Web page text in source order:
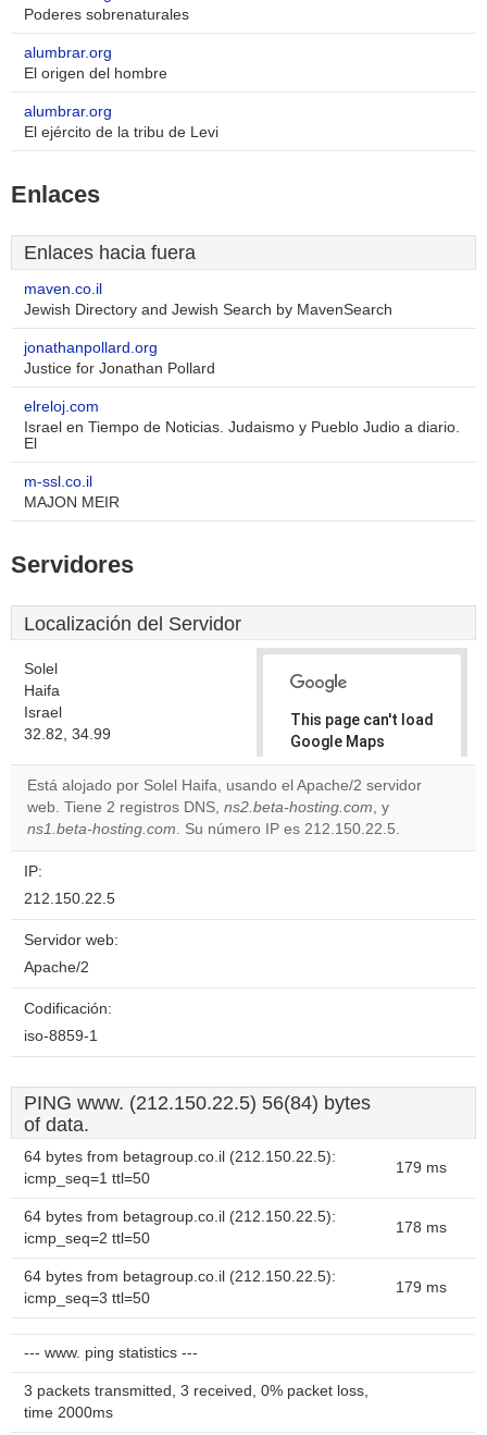
Poderes sobrenaturales
alumbrar.org
El origen del hombre
alumbrar.org
El ejército de la tribu de Levi
Enlaces
Enlaces hacia fuera
maven.co.il
Jewish Directory and Jewish Search by MavenSearch
jonathanpollard.org
Justice for Jonathan Pollard
elreloj.com
Israel en Tiempo de Noticias. Judaismo y Pueblo Judio a diario.
El
m-ssl.co.il
MAJON MEIR
Servidores
Localización del Servidor
Solel
Haifa
Israel
32.82, 34.99
This page can't load
Google Maps
correctly.
Do you
own this
Está alojado por Solel Haifa, usando el Apache/2 servidor
web. Tiene 2 registros DNS, ns2.beta-hosting.com, y
ns1.beta-hosting.com. Su número IP es 212.150.22.5.
IP:
212.150.22.5
Servidor web:
Apache/2
Codificación:
iso-8859-1
PING www. (212.150.22.5) 56(84) bytes
of data.
64 bytes from betagroup.co.il (212.150.22.5):
icmp_seq=1 ttl=50
179 ms
64 bytes from betagroup.co.il (212.150.22.5):
icmp_seq=2 ttl=50
178 ms
64 bytes from betagroup.co.il (212.150.22.5):
icmp_seq=3 ttl=50
179 ms
--- www. ping statistics ---
3 packets transmitted, 3 received, 0% packet loss,
time 2000ms